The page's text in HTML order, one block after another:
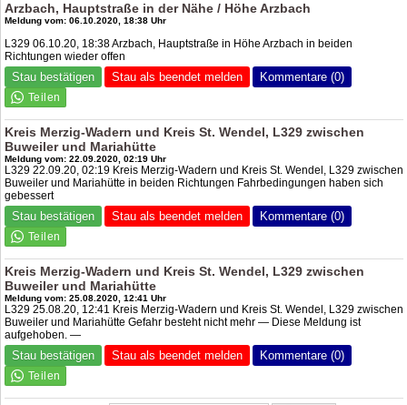
Arzbach, Hauptstraße in der Nähe / Höhe Arzbach
Meldung vom: 06.10.2020, 18:38 Uhr
L329 06.10.20, 18:38 Arzbach, Hauptstraße in Höhe Arzbach in beiden
Richtungen wieder offen
Stau bestätigen Stau als beendet melden Kommentare (0)
Kreis Merzig-Wadern und Kreis St. Wendel, L329 zwischen
Buweiler und Mariahütte
Meldung vom: 22.09.2020, 02:19 Uhr
L329 22.09.20, 02:19 Kreis Merzig-Wadern und Kreis St. Wendel, L329 zwischen
Buweiler und Mariahütte in beiden Richtungen Fahrbedingungen haben sich
gebessert
Stau bestätigen Stau als beendet melden Kommentare (0)
Kreis Merzig-Wadern und Kreis St. Wendel, L329 zwischen
Buweiler und Mariahütte
Meldung vom: 25.08.2020, 12:41 Uhr
L329 25.08.20, 12:41 Kreis Merzig-Wadern und Kreis St. Wendel, L329 zwischen
Buweiler und Mariahütte Gefahr besteht nicht mehr — Diese Meldung ist
aufgehoben. —
Stau bestätigen Stau als beendet melden Kommentare (0)